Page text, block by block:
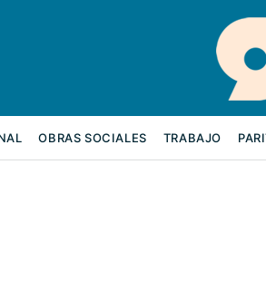
OBRAS SOCIALES TRABAJO